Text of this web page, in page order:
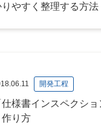
りやすく整理する方法
開発工程
仕様書インスペクシ
作り方